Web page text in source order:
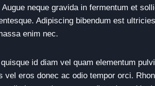
neque gravida in fermentum et
Adipiscing bibendum est
enim nec.
id diam vel quam elementum
vel eros donec ac odio tempor orci.